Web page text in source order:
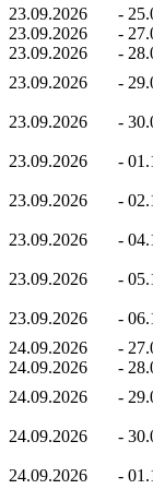
23.09.2026
-
23.09.2026
-
23.09.2026
-
23.09.2026
-
23.09.2026
-
23.09.2026
-
23.09.2026
-
23.09.2026
-
23.09.2026
-
23.09.2026
-
24.09.2026
-
24.09.2026
-
24.09.2026
-
24.09.2026 -
24.09.2026
-